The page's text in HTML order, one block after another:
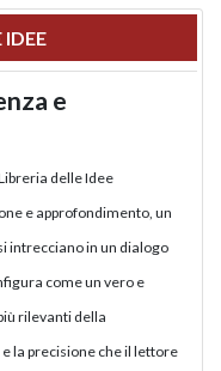
IDEE
e
delle Idee
e approfondimento, un
intrecciano in un dialogo
come un vero e
rilevanti della
la precisione che il lettore